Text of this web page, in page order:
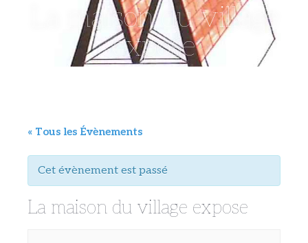
La maison du village
expose
« Tous les Évènements
Cet évènement est passé
La maison du village expose